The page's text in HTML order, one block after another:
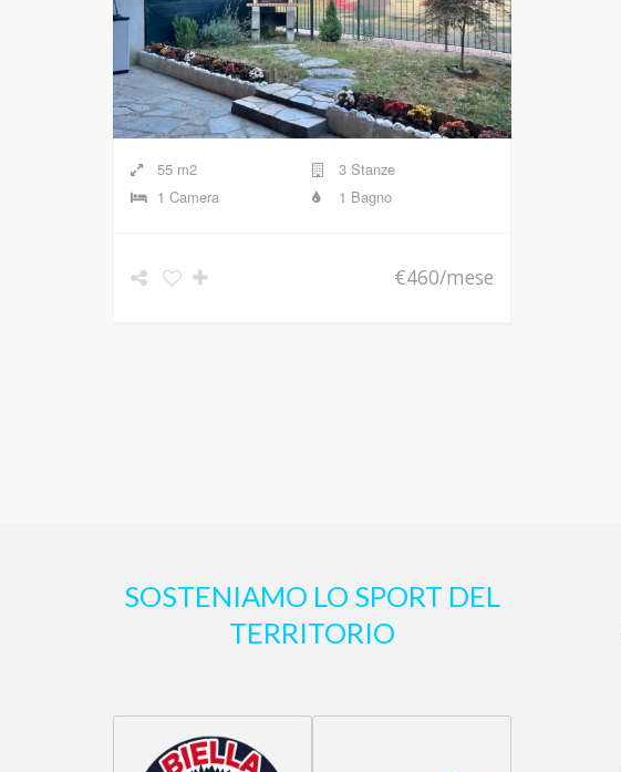
55 m2
3 Stanze
1 Camera
1 Bagno
€460/mese
SOSTENIAMO LO SPORT DEL
TERRITORIO